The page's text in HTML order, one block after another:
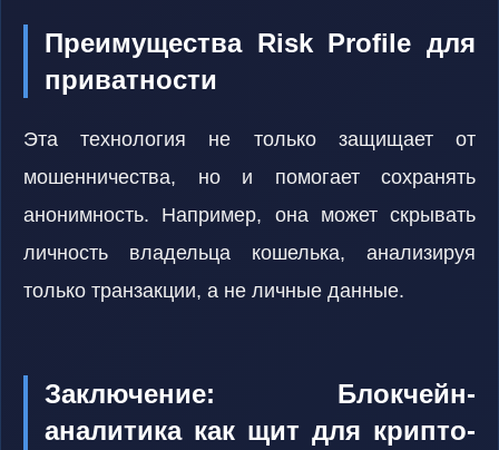
Преимущества Risk Profile для
приватности
Эта технология не только защищает от
мошенничества, но и помогает сохранять
анонимность. Например, она может скрывать
личность владельца кошелька, анализируя
только транзакции, а не личные данные.
Заключение: Блокчейн-
аналитика как щит для крипто-